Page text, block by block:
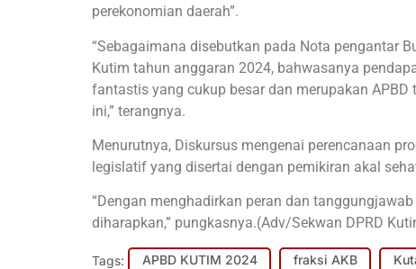
perekonomian daerah”.
“Sebagaimana disebutkan pada Nota pengantar
Kutim tahun anggaran 2024, bahwasanya
fantastis yang cukup besar dan merupakan
ini,” terangnya.
Menurutnya, Diskursus mengenai perencanaan
legislatif yang disertai dengan pemikiran akal
“Dengan menghadirkan peran dan
diharapkan,” pungkasnya.(Adv/Sekwan DPRD
Tags: APBD KUTIM 2024 fraksi AKB